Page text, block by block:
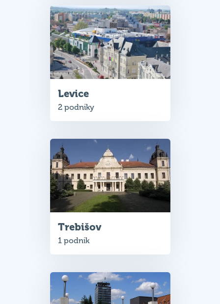
Levice
2 podniky
Trebišov
1 podnik